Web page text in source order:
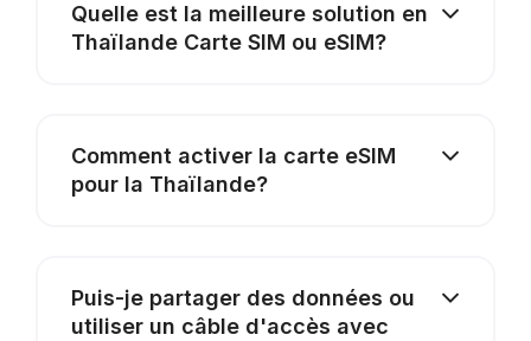
Quelle est la meilleure solution en
Thaïlande Carte SIM ou eSIM?
Comment activer la carte eSIM
pour la Thaïlande?
Puis-je partager des données ou
utiliser un câble d'accès avec